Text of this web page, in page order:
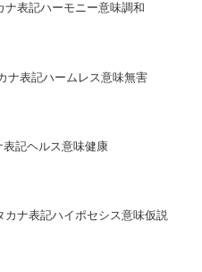
ナ表記ハーモニー意味調和
ナ表記ハームレス意味無害
記ヘルス意味健康
ナ表記ハイポセシス意味仮説